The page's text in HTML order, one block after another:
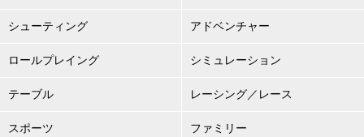
シューティング アドベンチャー
ロールプレイング シミュレーション
テーブル レーシング／レース
スポーツ ファミリー